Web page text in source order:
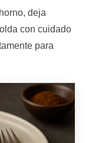
deja
con cuidado
para